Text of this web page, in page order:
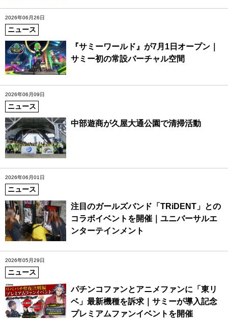
2026年06月26日
ニュース
『サミーワールド』が7月1日オープン｜
サミー初の常設バーチャル空間
2026年06月09日
ニュース
中部遊商が久屋大通公園で清掃活動
2026年06月01日
ニュース
注目のガールズバンド「TRiDENT」との
コラボイベントを開催｜ユニバーサルエ
ンターテインメント
2026年05月29日
ニュース
パチンコファンとアニメファンに「東リ
ベ」最新機種を訴求｜サミーが導入記念
プレミアムファンイベントを開催